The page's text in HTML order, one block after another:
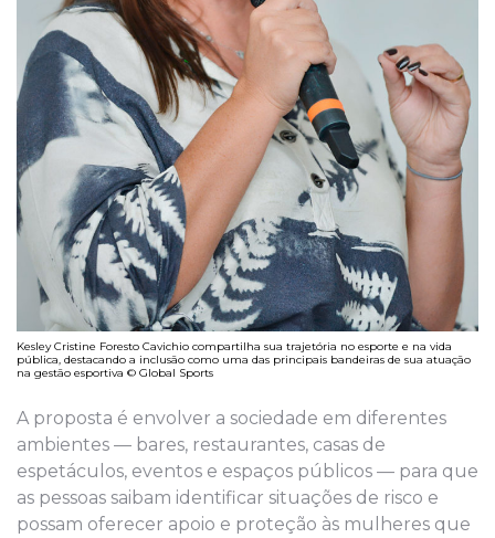
Kesley Cristine Foresto Cavichio compartilha sua trajetória no esporte e na vida
pública, destacando a inclusão como uma das principais bandeiras de sua atuação
na gestão esportiva © Global Sports
A proposta é envolver a sociedade em diferentes
ambientes — bares, restaurantes, casas de
espetáculos, eventos e espaços públicos — para que
as pessoas saibam identificar situações de risco e
possam oferecer apoio e proteção às mulheres que